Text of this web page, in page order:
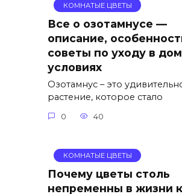
КОМНАТЫЕ ЦВЕТЫ
Все о озотамнусе —
описание,
советы по уходу в
условиях
Озотамнус – это
растение, которое стало
0 40
КОМНАТЫЕ ЦВЕТЫ
Почему цветы столь
непременны в жизни